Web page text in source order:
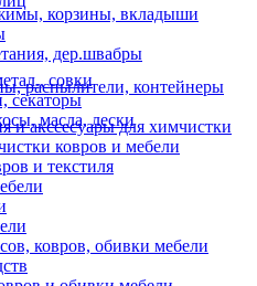
корзины, вкладыши
дер.швабры
совки
секаторы
масла, лески
распылители, контейнеры
и акссесуары для химчистки
ковров и мебели
и текстиля
ковров, обивки мебели